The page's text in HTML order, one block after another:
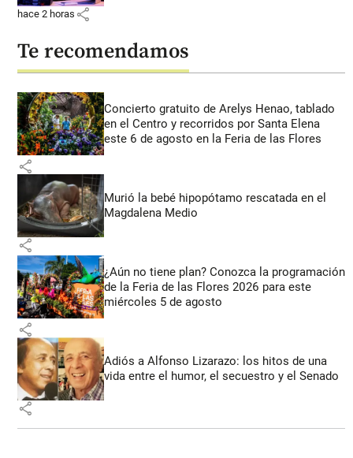
hace 2 horas share
Te recomendamos
Concierto gratuito de Arelys Henao, tablado
en el Centro y recorridos por Santa Elena
este 6 de agosto en la Feria de las Flores
share
Murió la bebé hipopótamo rescatada en el
Magdalena Medio
share
¿Aún no tiene plan? Conozca la programación
de la Feria de las Flores 2026 para este
miércoles 5 de agosto
share
Adiós a Alfonso Lizarazo: los hitos de una
vida entre el humor, el secuestro y el Senado
share